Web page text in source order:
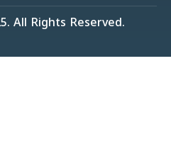
All Rights Reserved.